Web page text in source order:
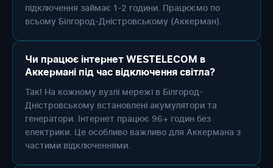
підключення займає 1-2 години. Працюємо по
всьому Білгород-Дністровському (Аккерман).
Чи працює інтернет WESTELECOM в
Аккермані під час відключення світла?
Так! На кожному вузлі мережі в Білгород-
Дністровському встановлені акумулятори та
генератори. Інтернет працює 96+ годин без
електрики. Це особливо важливо для Аккермана з
частими відключеннями.